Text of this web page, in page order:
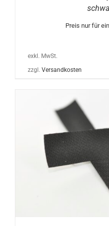
Preis nur für
exkl. MwSt.
zzgl. Versandkosten